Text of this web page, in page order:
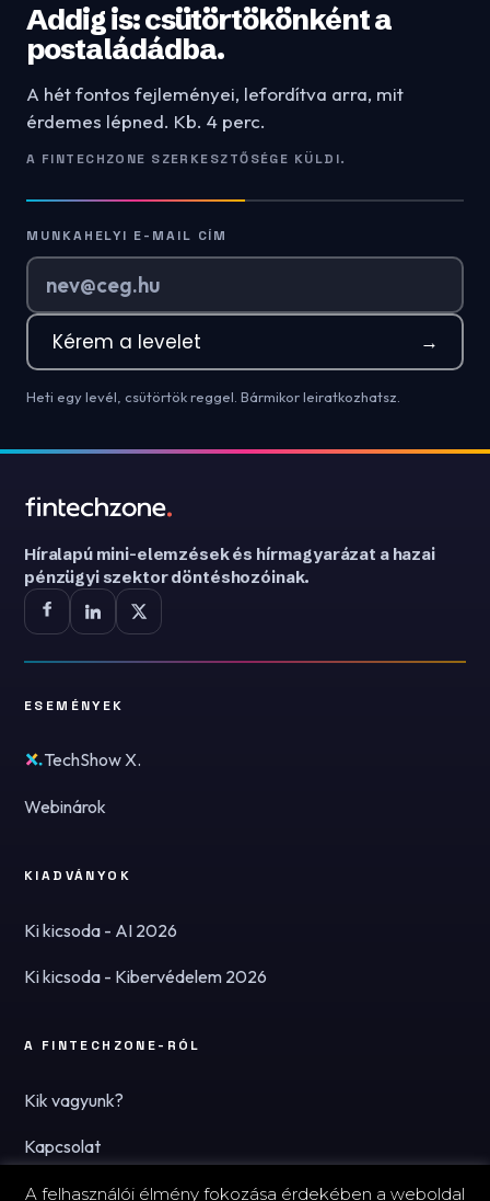
Addig is: csütörtökönként a
postaládádba.
A hét fontos fejleményei, lefordítva arra, mit
érdemes lépned. Kb. 4 perc.
A FINTECHZONE SZERKESZTŐSÉGE KÜLDI.
MUNKAHELYI E-MAIL CÍM
Kérem a levelet →
Heti egy levél, csütörtök reggel. Bármikor leiratkozhatsz.
Híralapú mini-elemzések és hírmagyarázat a hazai
pénzügyi szektor döntéshozóinak.
ESEMÉNYEK
TechShow X.
Webinárok
KIADVÁNYOK
Ki kicsoda - AI 2026
Ki kicsoda - Kibervédelem 2026
A FINTECHZONE-RÓL
Kik vagyunk?
Kapcsolat
Hírlevél
A felhasználói élmény fokozása érdekében a weboldal